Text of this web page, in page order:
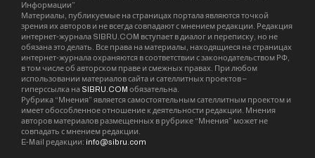
Информации”
Материалы, публикуемые на страницах портала являются точкой
зрения их авторов и не всегда совпадают с мнением редакции. Редакция
интернет-журнала SIBRU.COM вступает в диалог и переписку, но не
обязана это делать. Все права на материалы, находящиеся на страницах
интернет-журнала охраняются в соответствии с законодательством РФ,
в том числе об авторском праве и смежных правах. При любом
использовании материалов сайта и сателлитных проектов –
гиперссылка на SIBRU.COM обязательна.
Рубрика “Мнения” является самостоятельным сателлитным проектом и
имеет обособленное отношение к деятельности редакции. Мнения
авторов материалов размещенных в рубрике “Мнения” может не
совпадать с мнением редакции.
E-Mail редакции: info@sibru.com